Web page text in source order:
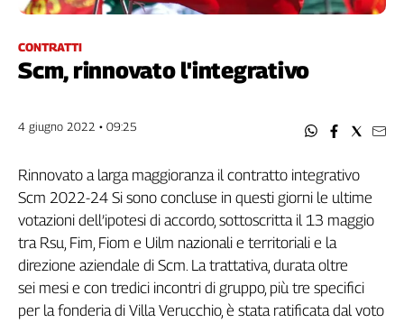
Internazionale
Categorie
Filctem
Filt
Fiom
Fisac
Flai
Flc
Fp
Nidil
CONTRATTI
Scm, rinnovato l'integrativo
4 giugno 2022 • 09:25
Rinnovato a larga maggioranza il contratto integrativo
Scm 2022-24 Si sono concluse in questi giorni le ultime
votazioni dell’ipotesi di accordo, sottoscritta il 13 maggio
tra Rsu, Fim, Fiom e Uilm nazionali e territoriali e la
direzione aziendale di Scm. La trattativa, durata oltre
sei mesi e con tredici incontri di gruppo, più tre specifici
per la fonderia di Villa Verucchio, è stata ratificata dal voto